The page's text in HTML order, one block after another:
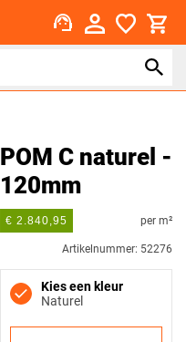
support_agent
POM C naturel -
120mm
€ 2.840,95 per m²
Artikelnummer: 52276
Kies een kleur
Naturel